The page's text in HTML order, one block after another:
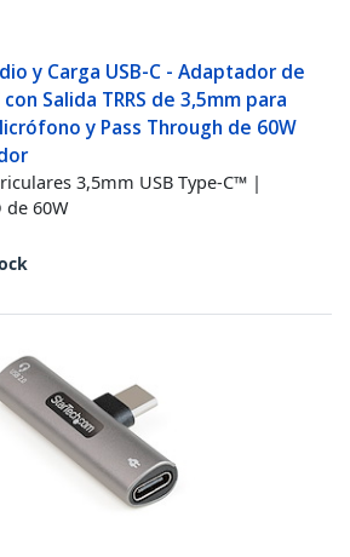
y Carga USB-C - Adaptador de
Salida TRRS de 3,5mm para
y Pass Through de 60W
3,5mm USB Type-C™ |
60W